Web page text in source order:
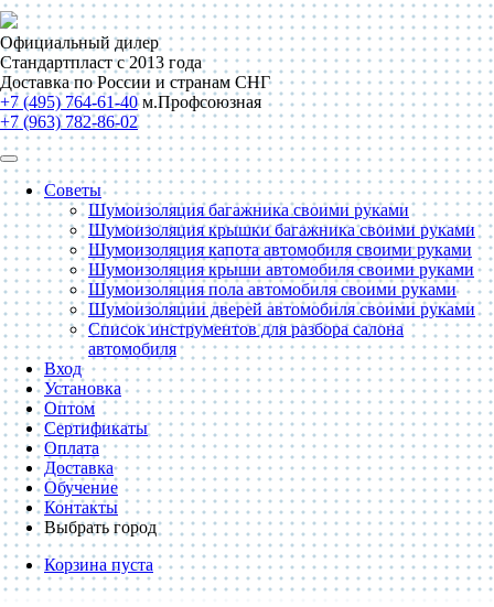
Официальный дилер
Стандартпласт с 2013 года
Доставка по России и странам СНГ
+7 (495) 764-61-40 м.Профсоюзная
+7 (963) 782-86-02
Советы
Шумоизоляция багажника своими руками
Шумоизоляция крышки багажника своими руками
Шумоизоляция капота автомобиля своими руками
Шумоизоляция крыши автомобиля своими руками
Шумоизоляция пола автомобиля своими руками
Шумоизоляции дверей автомобиля своими руками
Список инструментов для разбора салона
автомобиля
Вход
Установка
Оптом
Сертификаты
Оплата
Доставка
Обучение
Контакты
Выбрать город
Корзина пуста